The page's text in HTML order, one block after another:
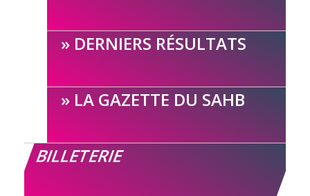
DERNIERS RÉSULTATS
LA GAZETTE DU SAHB
BILLETERIE